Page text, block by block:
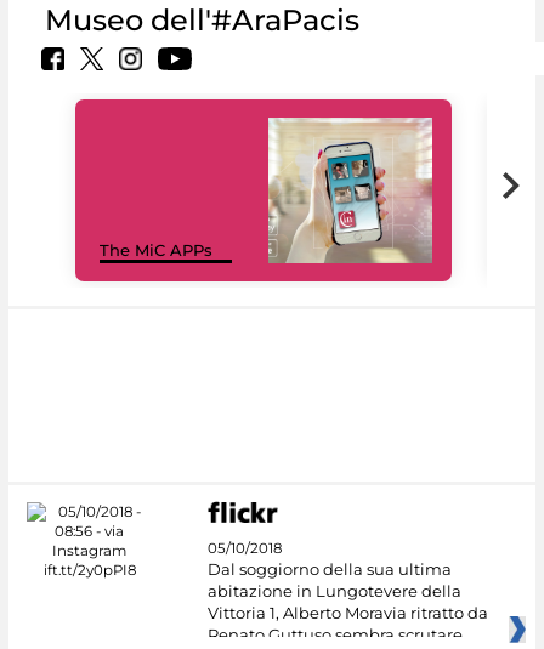
Museo dell'#AraPacis
The MiC APPs
05/10/2018
Dal soggiorno della sua ultima
abitazione in Lungotevere della
Vittoria 1, Alberto Moravia ritratto da
Renato Guttuso sembra scrutare